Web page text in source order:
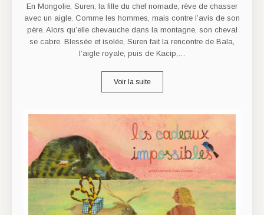
En Mongolie, Suren, la fille du chef nomade, rêve de chasser
avec un aigle. Comme les hommes, mais contre l’avis de son
père. Alors qu’elle chevauche dans la montagne, son cheval
se cabre. Blessée et isolée, Suren fait la rencontre de Bala,
l’aigle royale, puis de Kacip,…
Voir la suite